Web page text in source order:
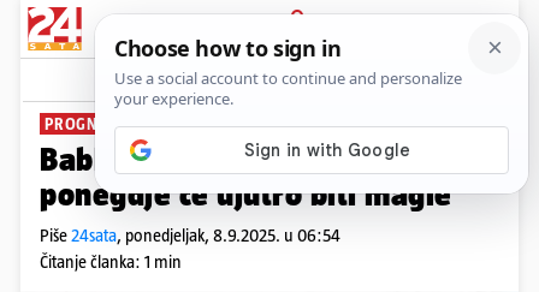
PRIJAVA
News Komentari
PROGNOZA VREMENA
Bablje ljeto: Sunčano i toplo,
ponegdje će ujutro biti magle
Piše24sata, ponedjeljak, 8.9.2025. u 06:54
Čitanje članka: 1 min